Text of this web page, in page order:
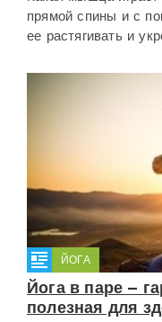
прямой спины и с
ее растягивать и
ЙОГА
Йога в паре –
полезная для